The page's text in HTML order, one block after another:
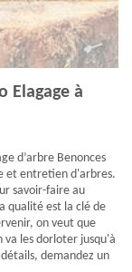
Elagage à
d’arbre Benonces
et entretien d'arbres.
savoir-faire au
qualité est la clé de
on veut que
va les dorloter jusqu'à
demandez un